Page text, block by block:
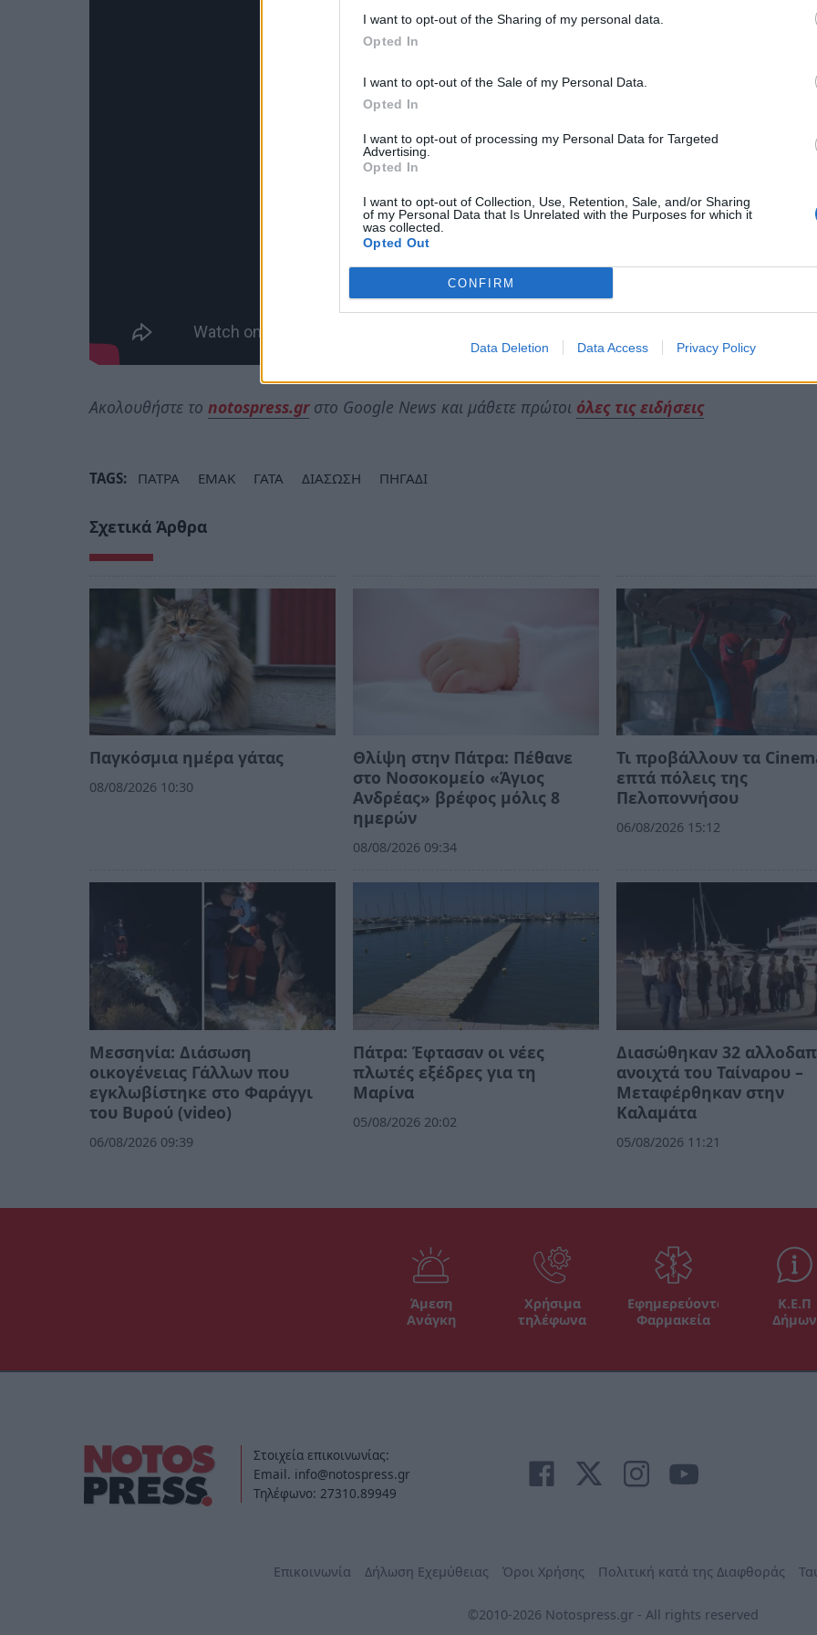
I want to opt-out of the Sharing of my personal data.
Opted In
I want to opt-out of the Sale of my Personal Data.
Opted In
I want to opt-out of processing my Personal Data for Targeted
Advertising.
Opted In
I want to opt-out of Collection, Use, Retention, Sale, and/or Sharing
of my Personal Data that Is Unrelated with the Purposes for which it
was collected.
Opted Out
CONFIRM
Data Deletion Data Access Privacy Policy
Ακολουθήστε το notospress.grστο Google News και μάθετε πρώτοι όλες τις ειδήσεις
TAGS: ΠΑΤΡΑ ΕΜΑΚ ΓΑΤΑ ΔΙΑΣΩΣΗ ΠΗΓΑΔΙ
Σχετικά Άρθρα
Παγκόσμια ημέρα γάτας
08/08/2026 10:30
Θλίψη στην Πάτρα: Πέθανε
στο Νοσοκομείο «Άγιος
Ανδρέας» βρέφος μόλις 8
ημερών
08/08/2026 09:34
Τι προβάλλουν τα
επτά πόλεις της
Πελοποννήσου
06/08/2026 15:12
Μεσσηνία: Διάσωση
οικογένειας Γάλλων που
εγκλωβίστηκε στο Φαράγγι
του Βυρού (video)
06/08/2026 09:39
Πάτρα: Έφτασαν οι νέες
πλωτές εξέδρες για τη
Μαρίνα
05/08/2026 20:02
Διασώθηκαν 32
ανοιχτά του Ταίναρου –
Μεταφέρθηκαν στην
Καλαμάτα
05/08/2026 11:21
Άμεση
Ανάγκη
Χρήσιμα
τηλέφωνα
Εφημερεύοντα
Φαρμακεία
Κ.Ε.Π
Δήμων
Στοιχεία επικοινωνίας:
Email. info@notospress.gr
Τηλέφωνο: 27310.89949
Επικοινωνία Δήλωση Εχεμύθειας Όροι Χρήσης Πολιτική κατά της Διαφθοράς
©2010-2026 Notospress.gr - All rights reserved